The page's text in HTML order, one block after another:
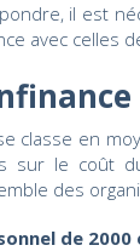
il est
avec celles
classe en
sur le coût
des
de 2000